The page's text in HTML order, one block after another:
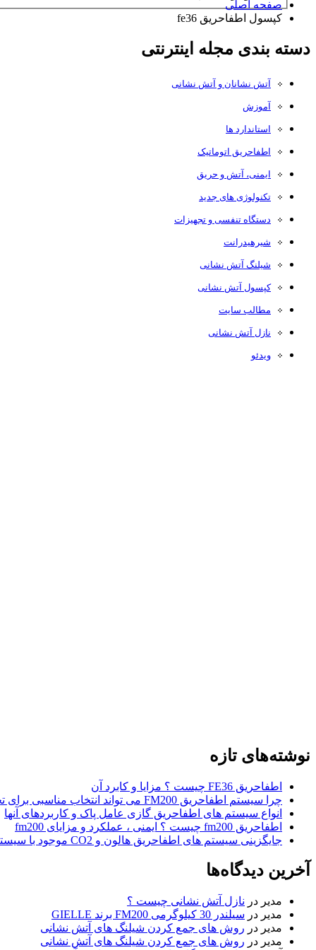
صفحه اصلی
کپسول اطفاحریق fe36
دسته بندی مجله اینترنتی
آتش نشانان و آتش نشانی
آموزش
استاندارد ها
اطفاحریق اتوماتیک
ایمنی، آتش و حریق
تکنولوژی های جدید
دستگاه تنفسی و تجهیزات
شیرهیدرانت
شیلنگ آتش نشانی
کپسول آتش نشانی
مطالب سایت
نازل آتش نشانی
ویدئو
نوشته‌های تازه
اطفاحریق FE36 چیست ؟ مزایا و کابرد آن
چرا سیستم اطفاحریق FM200 می تواند انتخاب مناسبی برای تجارت و کسب و کار شما باشد ؟
انواع سیستم های اطفاحریق گازی عامل پاک و کاربردهای آنها
اطفاحریق fm200 چیست ؟ ایمنی ، عملکرد و مزایای fm200
جایگزینی سیستم های اطفاحریق هالون و CO2 موجود با سیستم های اطفاحریق FM200
آخرین دیدگاه‌ها
مدیر در نازل آتش نشانی چیست ؟
مدیر در سیلندر 30 کیلوگرمی FM200 برند GIELLE
مدیر در روش های جمع کردن شیلنگ های آتش نشانی
مدیر در روش های جمع کردن شیلنگ های آتش نشانی